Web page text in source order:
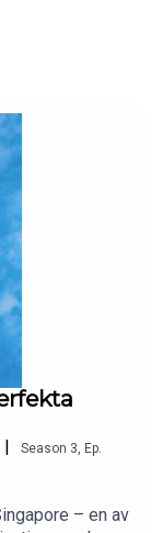
| Season 3 Ep.
– en av